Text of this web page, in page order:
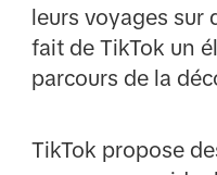
leurs voyages sur
fait de TikTok un
parcours de la
TikTok propose